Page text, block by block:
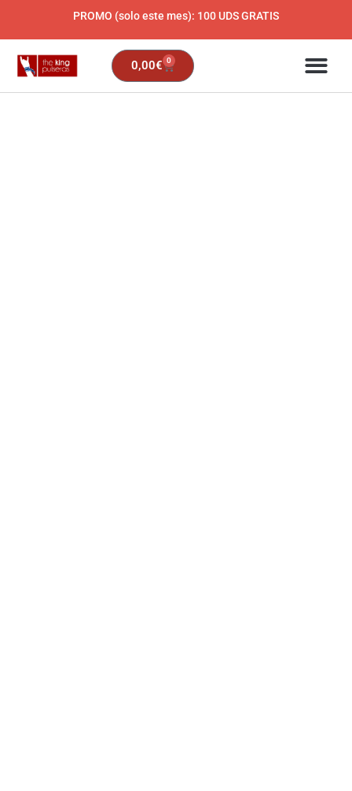
contenido
PROMO (solo este mes): 100 UDS GRATIS
0,00€ 0
Carrito